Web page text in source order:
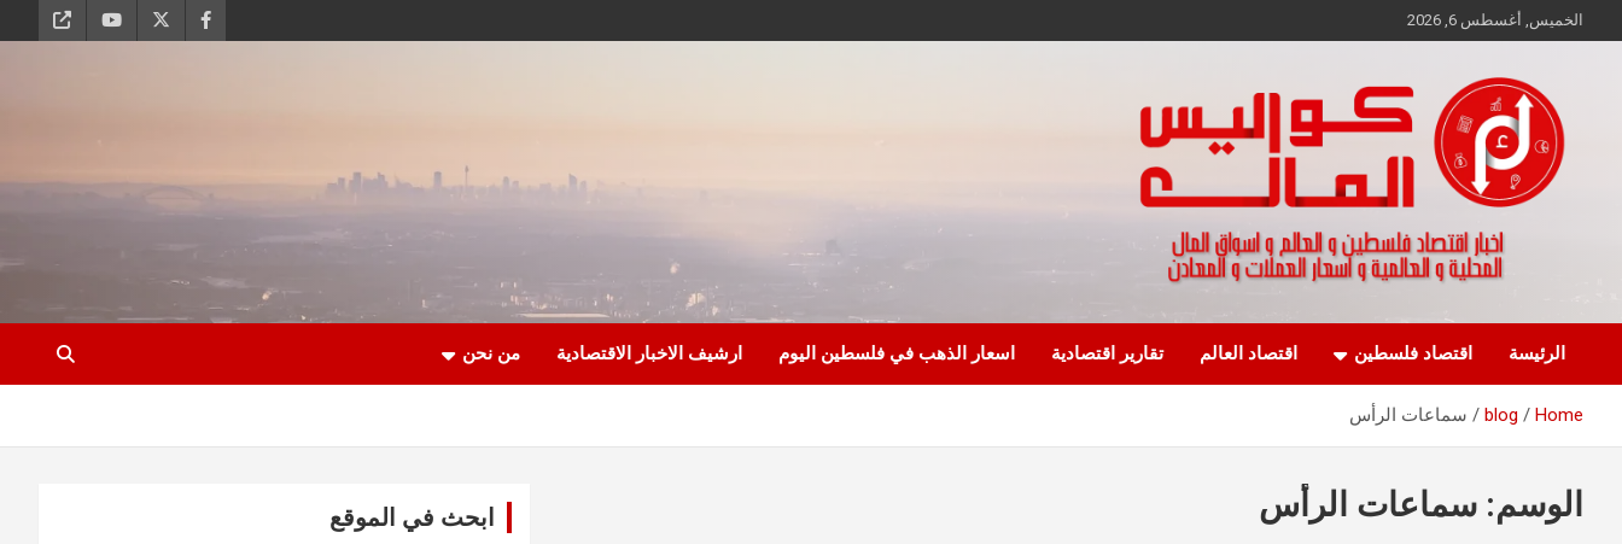
to
الخميس, أغسطس 6, 2026
كواليس المال
الرئيسة اقتصاد فلسطين اقتصاد العالم تقارير اقتصادية اسعار الذهب في فلسطين اليوم ارشيف الاخبار الاقتصادية من نحن
Home
blog سماعات الرأس
الوسم: سماعات الرأس ابحث في الموقع